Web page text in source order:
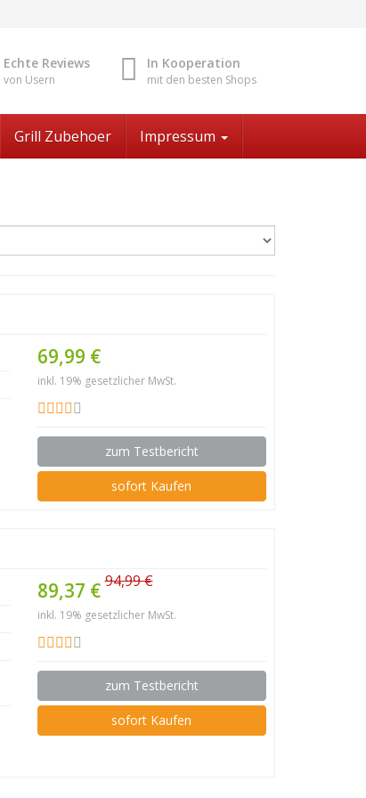
Echte Reviews
von Usern
In Kooperation
mit den besten Shops
Grill Zubehoer Impressum
69,99 €
inkl. 19% gesetzlicher MwSt.
zum Testbericht
sofort Kaufen
89,37 €94,99 €
inkl. 19% gesetzlicher MwSt.
zum Testbericht
sofort Kaufen